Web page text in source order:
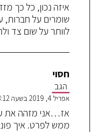
איזה נכון, כל כך
שומרים על חברות,
לוותר על שום צד
חסוי
הגב
אפריל 4, 2019 בשעה 8:12 am
אז…אני מזהה את
ממש לפרט. איך